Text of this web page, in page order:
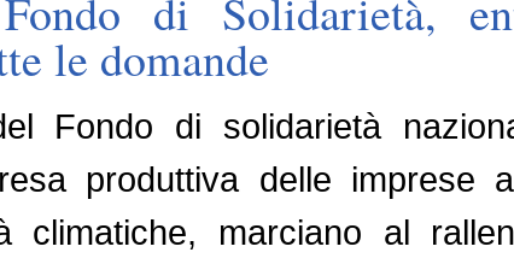
di Solidarietà,
le domande
Fondo di solidarietà
produttiva delle imprese
climatiche, marciano al